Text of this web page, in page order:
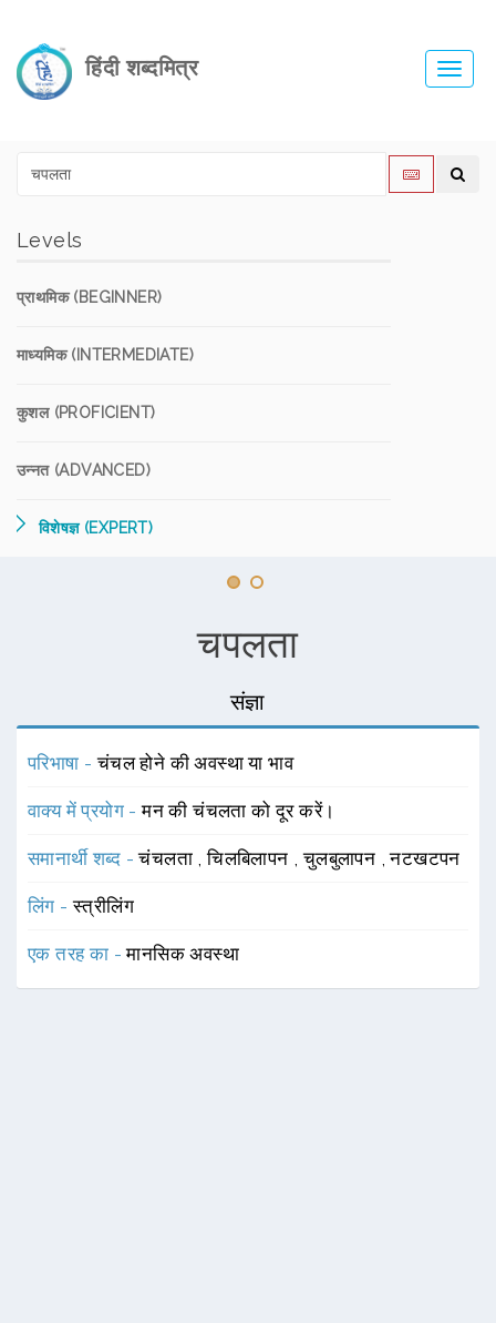
हिंदी शब्दमित्र
Levels
प्राथमिक (BEGINNER)
माध्यमिक (INTERMEDIATE)
कुशल (PROFICIENT)
उन्नत (ADVANCED)
विशेषज्ञ (EXPERT)
चपलता
संज्ञा
परिभाषा -चंचल होने की अवस्था या भाव
वाक्य में प्रयोग -मन की चंचलता को दूर करें।
समानार्थी शब्द -चंचलता ,चिलबिलापन ,चुलबुलापन ,नटखटपन
लिंग -स्त्रीलिंग
एक तरह का -मानसिक अवस्था